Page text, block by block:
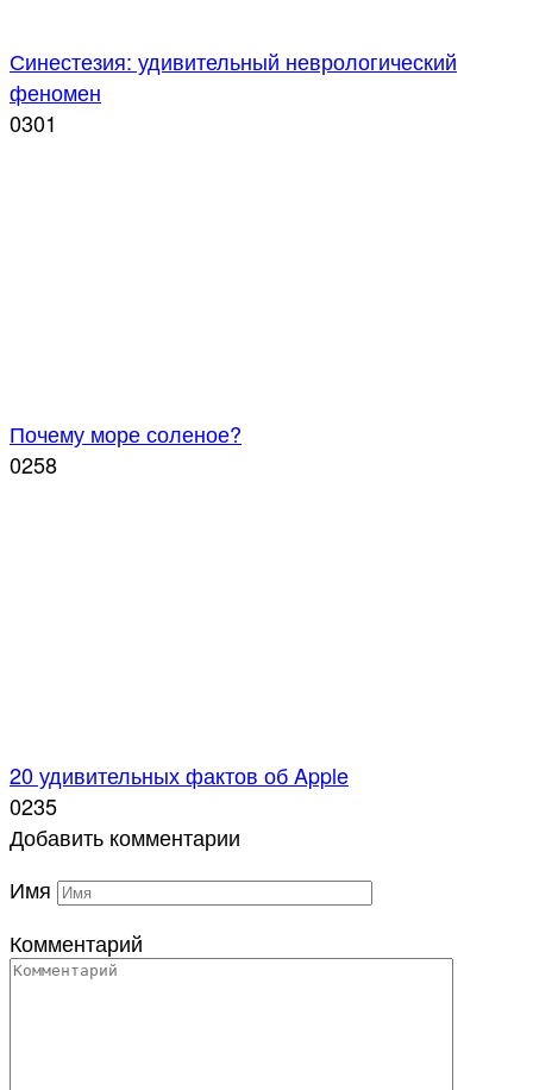
Синестезия: удивительный неврологический
феномен
0301
Почему море соленое?
0258
20 удивительных фактов об Apple
0235
Добавить комментарии
Имя
Комментарий